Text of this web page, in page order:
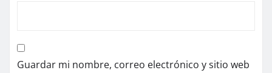
Guardar mi nombre, correo electrónico y sitio web